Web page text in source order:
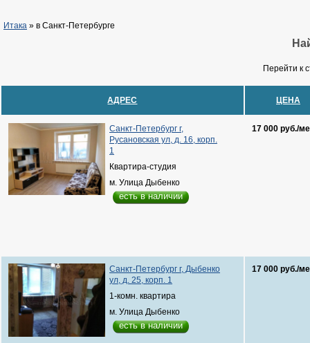
Итака » в Санкт-Петербурге
Перейти к
АДРЕС ЦЕНА
Санкт-Петербург г,
Русановская ул, д. 16, корп.
1
Квартира-студия
м. Улица Дыбенко
есть в наличии
17 000 руб./
Санкт-Петербург г, Дыбенко
ул, д. 25, корп. 1
1-комн. квартира
м. Улица Дыбенко
есть в наличии
17 000 руб./